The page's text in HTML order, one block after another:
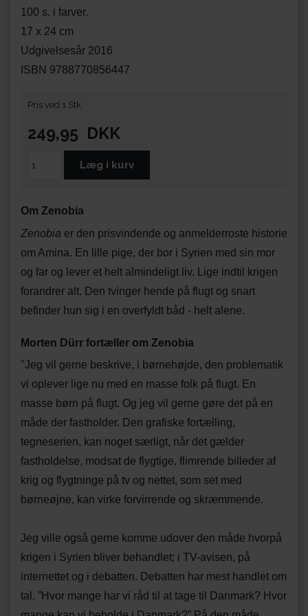
100 s. i farver.
17 x 24 cm
Udgivelsesår 2016
ISBN 9788770856447
Pris ved 1 Stk
249,95 DKK
Om Zenobia
Zenobia er den prisvindende og anmelderroste historie
om Amina. En lille pige, der bor i Syrien med sin mor
og far og lever et helt almindeligt liv. Lige indtil krigen
forandrer alt. Den tvinger hende på flugt og snart
befinder hun sig i en overfyldt båd - helt alene.
Morten Dürr fortæller om Zenobia
"Jeg vil gerne beskrive, i børnehøjde, den problematik
vi oplever lige nu med en masse folk på flugt. En
masse børn på flugt. Og jeg vil gerne gøre det på en
måde der fastholder. Den grafiske fortælling,
tegneserien, kan noget særligt, når det gælder
fastholdelse, modsat de flygtige, flimrende billeder af
krig og flygtninge på tv og nettet, som set med
børneøjne, kan virke forvirrende og skræmmende.
Jeg ville også gerne komme udover den måde hvorpå
krigen i Syrien bliver behandlet; i TV-avisen, på
internettet og i debatten. Debatten har mest handlet om
tal. ”Hvor mange har vi råd til at tage til Danmark? Hvor